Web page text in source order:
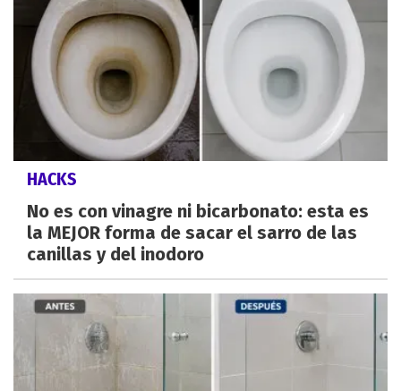
HACKS
No es con vinagre ni bicarbonato: esta es
la MEJOR forma de sacar el sarro de las
canillas y del inodoro